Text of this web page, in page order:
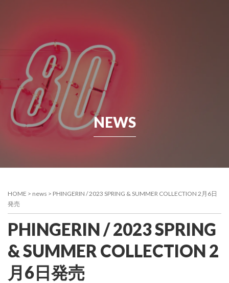
NEWS
HOME > news > PHINGERIN / 2023 SPRING & SUMMER COLLECTION 2月6日
発売
PHINGERIN / 2023 SPRING
& SUMMER COLLECTION 2
月6日発売